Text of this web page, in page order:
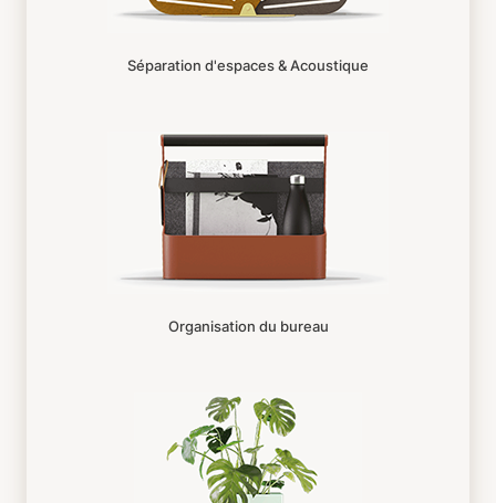
Séparation d'espaces & Acoustique
Organisation du bureau